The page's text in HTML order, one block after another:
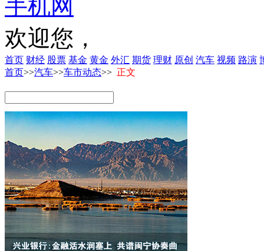
手机网
欢迎您，
首页 财经 股票 基金 黄金 外汇 期货 理财 原创 汽车 视频 路演
首页>>汽车>>车市动态>> 正文